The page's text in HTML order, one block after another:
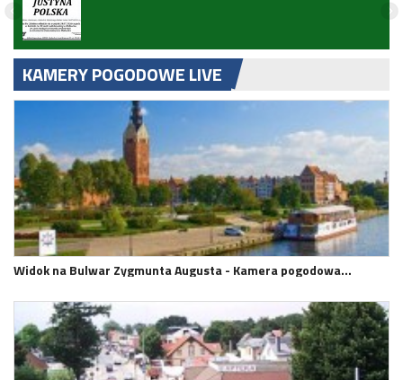
KAMERY POGODOWE LIVE
Widok na Bulwar Zygmunta Augusta - Kamera pogodowa…